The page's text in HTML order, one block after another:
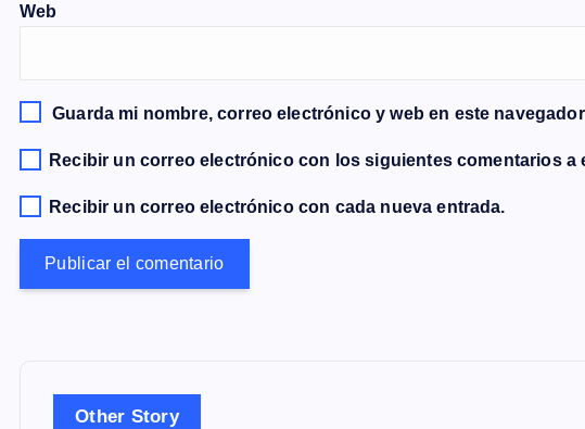
e
e
n
t
r
Web
Guarda mi nombre, correo electrónico y web en este
Recibir un correo electrónico con los siguientes comentarios a
Recibir un correo electrónico con cada nueva entrada.
Other Story